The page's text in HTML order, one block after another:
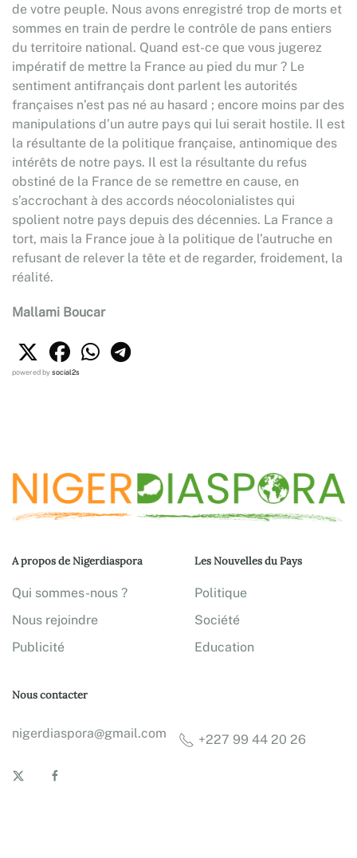
de votre peuple. Nous avons enregistré trop de morts et
sommes en train de perdre le contrôle de pans entiers
du territoire national. Quand est-ce que vous jugerez
impératif de mettre la France au pied du mur ? Le
sentiment antifrançais dont parlent les autorités
françaises n’est pas né au hasard ; encore moins par des
manipulations d’un autre pays qui lui serait hostile. Il est
la résultante de la politique française, antinomique des
intérêts de notre pays. Il est la résultante du refus
obstiné de la France de se remettre en cause, en
s’accrochant à des accords néocolonialistes qui
spolient notre pays depuis des décennies. La France a
tort, mais la France joue à la politique de l’autruche en
refusant de relever la tête et de regarder, froidement, la
réalité.
Mallami Boucar
powered bysocial2s
A propos de Nigerdiaspora
Qui sommes-nous ?
Nous rejoindre
Publicité
Les Nouvelles du Pays
Politique
Société
Education
Nous contacter
nigerdiaspora@gmail.com +227 99 44 20 26